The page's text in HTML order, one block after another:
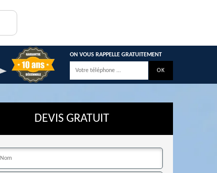
ON VOUS RAPPELLE GRATUITEMENT
DEVIS GRATUIT